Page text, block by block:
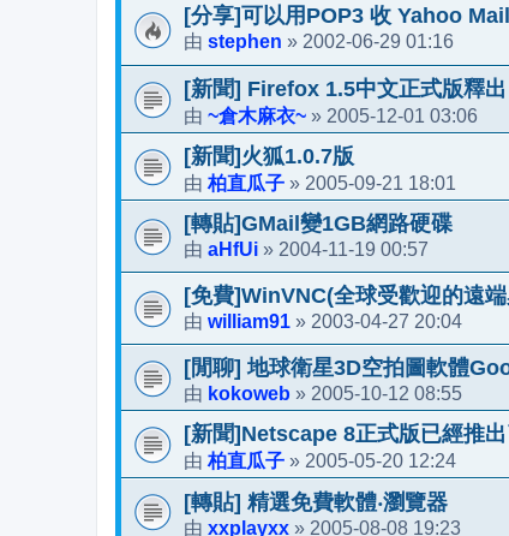
[分享]可以用POP3 收 Yahoo
由 stephen » 2002-06-29 01:16
[新聞] Firefox 1.5中文正式版釋出
由 ~倉木麻衣~ » 2005-12-01 03:06
[新聞]火狐1.0.7版
由柏直瓜子 » 2005-09-21 18:01
[轉貼]GMail變1GB網路硬碟
由 aHfUi » 2004-11-19 00:57
[免費]WinVNC(全球受歡迎的遠
由 william91 » 2003-04-27 20:04
[閒聊] 地球衛星3D空拍圖軟體
由 kokoweb » 2005-10-12 08:55
[新聞]Netscape 8正式版已經推出
由柏直瓜子 » 2005-05-20 12:24
[轉貼] 精選免費軟體‧瀏覽器
由 xxplayxx » 2005-08-08 19:23